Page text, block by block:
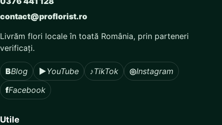
contact@proflorist.ro
Livrăm flori locale în toată România, prin parteneri
verificați.
BBlog ▶YouTube ♪TikTok ◎Instagram
fFacebook
Utile